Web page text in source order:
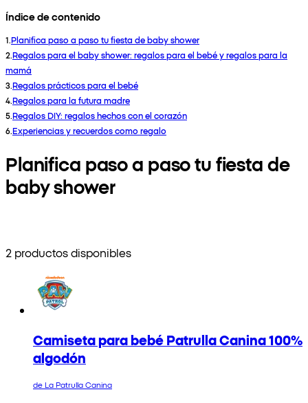
Índice de contenido
1.Planifica paso a paso tu fiesta de baby shower
2.Regalos para el baby shower: regalos para el bebé y regalos para la
mamá
3.Regalos prácticos para el bebé
4.Regalos para la futura madre
5.Regalos DIY: regalos hechos con el corazón
6.Experiencias y recuerdos como regalo
Planifica paso a paso tu fiesta de
baby shower
2 productos disponibles
Camiseta para bebé Patrulla Canina 100%
algodón
de La Patrulla Canina